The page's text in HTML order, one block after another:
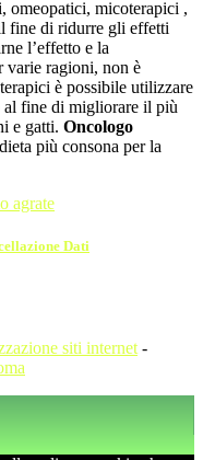
omeopatici, micoterapici ,
fine di ridurre gli effetti
l’effetto e la
varie ragioni, non è
è possibile utilizzare
al fine di migliorare il più
e gatti. Oncologo
più consona per la
agrate
Dati
siti internet -